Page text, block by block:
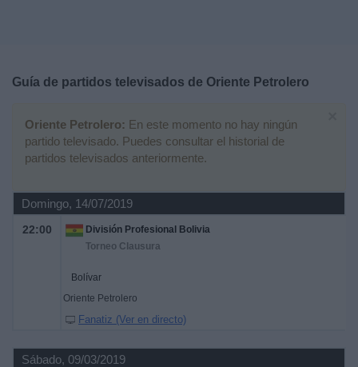
Guía de partidos televisados de Oriente Petrolero
Oriente Petrolero: En este momento no hay ningún
partido televisado. Puedes consultar el historial de
partidos televisados anteriormente.
Domingo, 14/07/2019
22:00
División Profesional Bolivia
Torneo Clausura
Bolívar
Oriente Petrolero
Fanatiz (Ver en directo)
Sábado, 09/03/2019
Noticias
Widget